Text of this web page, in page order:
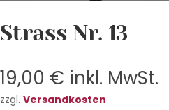
Strass Nr. 13
19,00 € inkl. MwSt.
zzgl. Versandkosten